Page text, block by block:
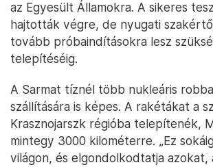
az Egyesült Államokra. A sikeres
hajtották végre, de nyugati
tovább próbaindításokra lesz
telepítéséig.
A Sarmat tíznél több nukleáris
szállítására is képes. A rakétákat a
Krasznojarszk régióba telepítenék,
mintegy 3000 kilométerre. „Ez
világon, és elgondolkodtatja azokat,